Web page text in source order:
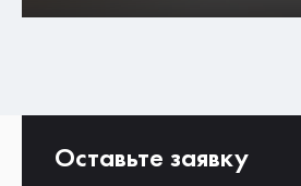
Оставьте заявку